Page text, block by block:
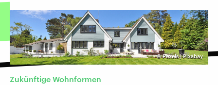
©Pexels | Pixabay
Zukünftige Wohnformen